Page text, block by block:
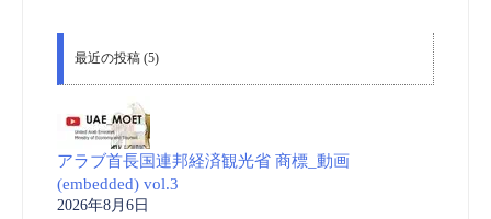
最近の投稿 (5)
アラブ首長国連邦経済観光省 商標_動画
(embedded) vol.3
2026年8月6日